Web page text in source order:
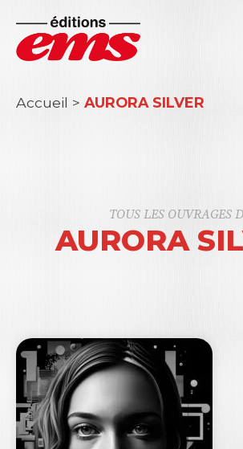
Accueil > AURORA SILVER
TOUS LES OUVRAGES
AURORA